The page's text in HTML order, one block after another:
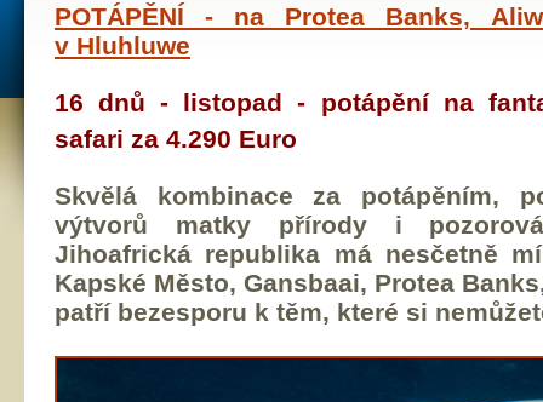
POTÁPĚNÍ - na Protea Banks,
v Hluhluwe
16 dnů - listopad - potápění na
safari za 4.290 Euro
Skvělá kombinace za potápěním,
výtvorů matky přírody i
Jihoafrická republika má nesčetně
Kapské Město, Gansbaai, Protea
patří bezesporu k těm, které si